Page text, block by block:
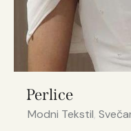
Perlice
Modni Tekstil,